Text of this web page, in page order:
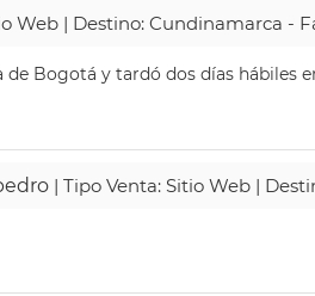
Web | Destino: Cundinamarca -
Bogotá y tardó dos días hábiles
| Tipo Venta: Sitio Web |